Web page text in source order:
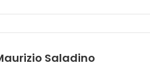
Saladino